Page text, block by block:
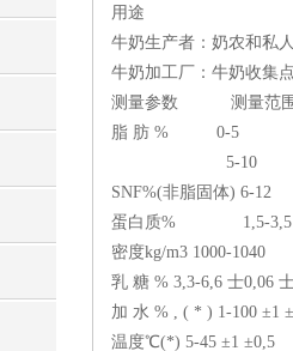
用途
牛奶生产者：奶农和私
牛奶加工厂：牛奶收集
测量参数
测量范
脂 肪 %
0-5
5-10
SNF%(非脂固体) 6-12
蛋白质%
1,5-3,5
密度kg/m3 1000-1040
乳 糖 % 3,3-6,6 士0,06
加 水 % , ( * ) 1-100 ±1 ±
温度℃(*) 5-45 ±1 ±0,5